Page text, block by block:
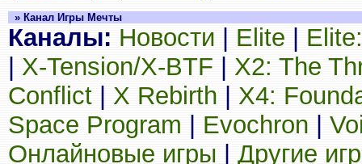
» Канал Игры Мечты
Каналы: Новости Elite
X-Tension/X-BTF
X2: The
Conflict
X Rebirth
X4:
Space Program
Evochron
Онлайновые игры
Другие